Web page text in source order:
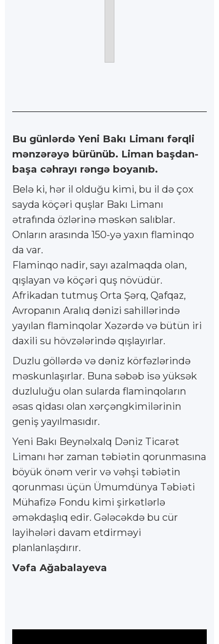
Bu günlərdə Yeni Bakı Limanı fərqli
mənzərəyə bürünüb. Liman başdan-
başa cəhrayı rəngə boyanıb.
Belə ki, hər il olduğu kimi, bu il də çox
sayda köçəri quşlar Bakı Limanı
ətrafında özlərinə məskən salıblar.
Onların arasında 150-yə yaxın flaminqo
da var.
Flaminqo nadir, sayı azalmaqda olan,
qışlayan və köçəri quş növüdür.
Afrikadan tutmuş Orta Şərq, Qafqaz,
Avropanın Aralıq dənizi sahillərində
yayılan flaminqolar Xəzərdə və bütün iri
daxili su hövzələrində qışlayırlar.
Duzlu göllərdə və dəniz körfəzlərində
məskunlaşırlar. Buna səbəb isə yüksək
duzluluğu olan sularda flaminqoların
əsas qidası olan xərçəngkimilərinin
geniş yayılmasıdır.
Yeni Bakı Beynəlxalq Dəniz Ticarət
Limanı hər zaman təbiətin qorunmasına
böyük önəm verir və vəhşi təbiətin
qorunması üçün Ümumdünya Təbiəti
Mühafizə Fondu kimi şirkətlərlə
əməkdaşlıq edir. Gələcəkdə bu cür
layihələri davam etdirməyi
planlanlaşdırır.
Vəfa Ağabalayeva